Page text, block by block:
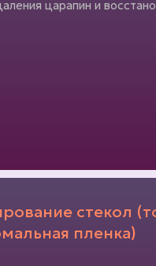
царапин и
стекол
пленка)